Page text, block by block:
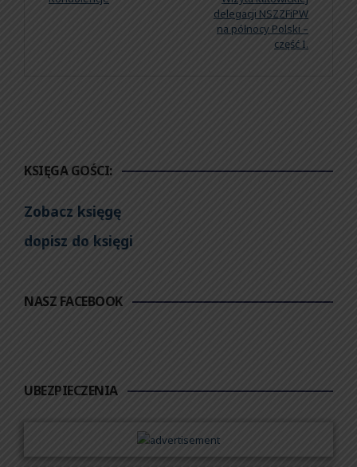
delegacji NSZZFiPW
na północy Polski –
część I.
KSIĘGA GOŚCI:
Zobacz księgę
dopisz do księgi
NASZ FACEBOOK
UBEZPIECZENIA